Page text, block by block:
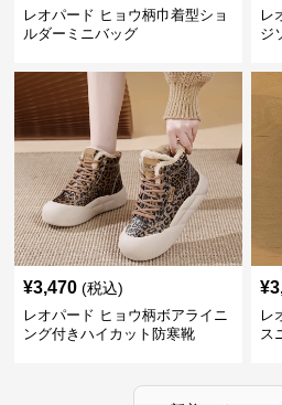
レオパード ヒョウ柄巾着型ショ
ルダーミニバッグ
レ
ジ
¥3,470 (税込)
レオパード ヒョウ柄ボアライニ
ング付きハイカット防寒靴
¥
レ
ス